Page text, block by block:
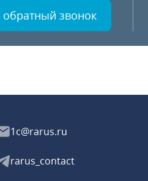
обратный звонок
1c@rarus.ru
rarus_contact